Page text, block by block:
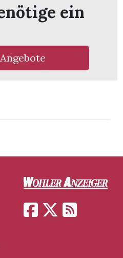
ein